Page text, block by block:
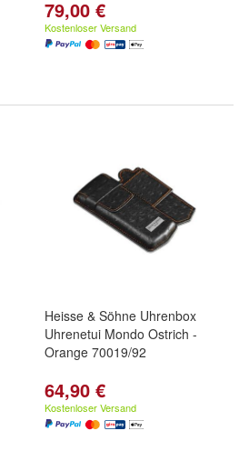
79,00 €
Kostenloser Versand
Heisse & Söhne Uhrenbox
Uhrenetui Mondo Ostrich -
Orange 70019/92
64,90 €
Kostenloser Versand